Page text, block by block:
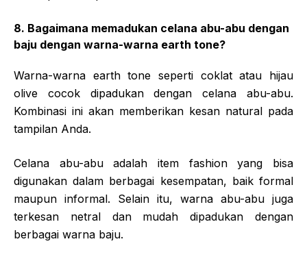
8. Bagaimana memadukan celana abu-abu dengan
baju dengan warna-warna earth tone?
Warna-warna earth tone seperti coklat atau hijau
olive cocok dipadukan dengan celana abu-abu.
Kombinasi ini akan memberikan kesan natural pada
tampilan Anda.
Celana abu-abu adalah item fashion yang bisa
digunakan dalam berbagai kesempatan, baik formal
maupun informal. Selain itu, warna abu-abu juga
terkesan netral dan mudah dipadukan dengan
berbagai warna baju.